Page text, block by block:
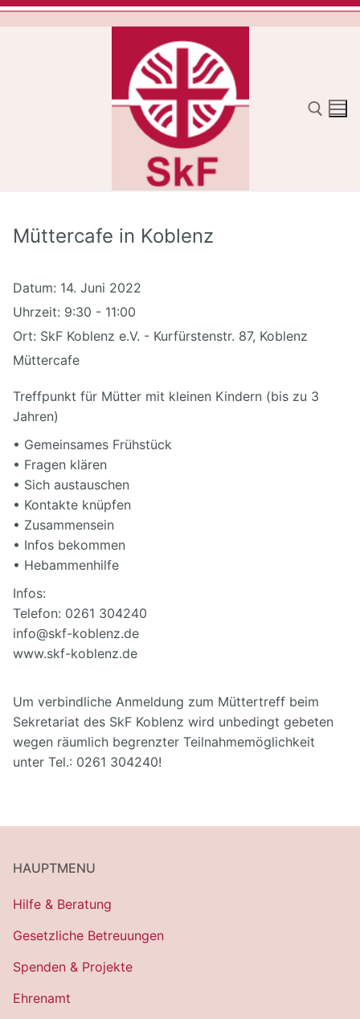
Zum
Inhalt
Suchen nach:
Müttercafe in Koblenz
Datum: 14. Juni 2022
Uhrzeit: 9:30 - 11:00
Ort: SkF Koblenz e.V. - Kurfürstenstr. 87, Koblenz
Müttercafe
Treffpunkt für Mütter mit kleinen Kindern (bis zu 3
Jahren)
• Gemeinsames Frühstück
• Fragen klären
• Sich austauschen
• Kontakte knüpfen
• Zusammensein
• Infos bekommen
• Hebammenhilfe
Infos:
Telefon: 0261 304240
info@skf-koblenz.de
www.skf-koblenz.de
Um verbindliche Anmeldung zum Müttertreff beim
Sekretariat des SkF Koblenz wird unbedingt gebeten
wegen räumlich begrenzter Teilnahmemöglichkeit
unter Tel.: 0261 304240!
HAUPTMENU
Hilfe & Beratung
Gesetzliche Betreuungen
Spenden & Projekte
Ehrenamt